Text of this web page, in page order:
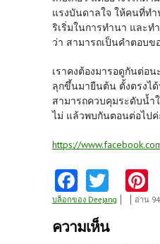
แรงบันดาลใจ ให้คนที่ทำ
ริเริ่มในการทำนา และท
ว่า สามารถเป็นคำตอบข
เราคงต้องมารอดูกันต่อ
ลุกขึ้นมายืนต้น ตั้งตรงได้
สามารถควบคุมระดับน้
ไม่ แล้วพบกันตอนต่อไปค่
https://
Fa
ce
b
w
itt
บล็อกของ Deejang อ่าน
ความเห็น